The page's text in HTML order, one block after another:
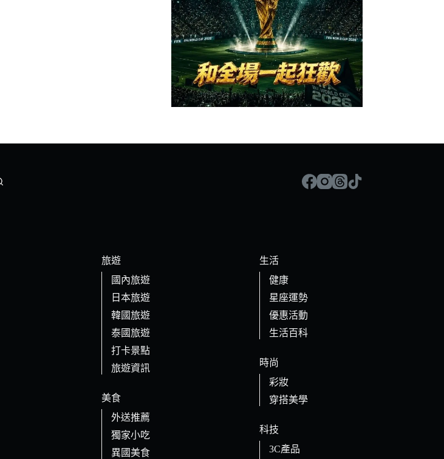
旅遊
國內旅遊
日本旅遊
韓國旅遊
泰國旅遊
打卡景點
旅遊資訊
美食
外送推薦
獨家小吃
異國美食
生活
健康
星座運勢
優惠活動
生活百科
時尚
彩妝
穿搭美學
科技
3C產品